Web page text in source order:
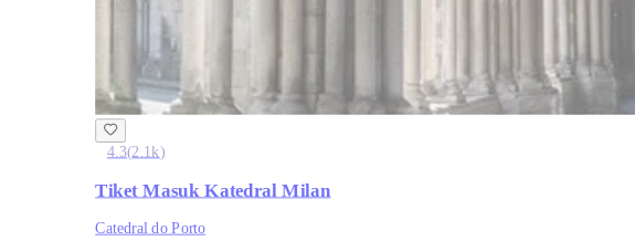
4.3(2.1k)
Tiket Masuk Katedral Milan
Catedral do Porto